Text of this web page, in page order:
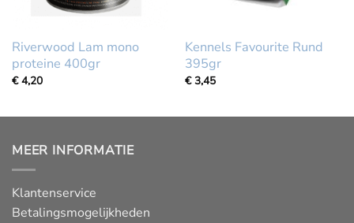
Riverwood Lam mono
proteine 400gr
€4,20
Kennels Favourite Rund
395gr
€3,45
MEER INFORMATIE
Klantenservice
Betalingsmogelijkheden